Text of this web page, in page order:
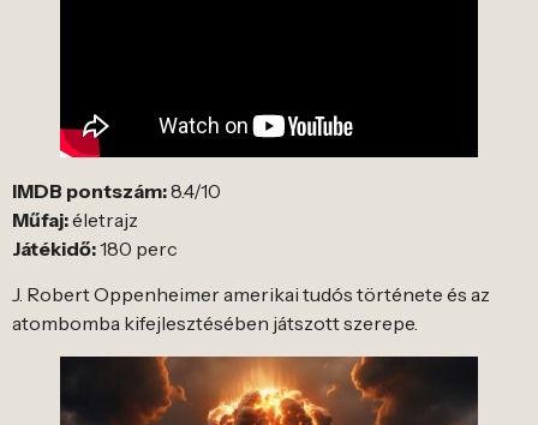
IMDB pontszám:8.4/10
Műfaj:életrajz
Játékidő:180 perc
J. Robert Oppenheimer amerikai tudós története és az
atombomba kifejlesztésében játszott szerepe.